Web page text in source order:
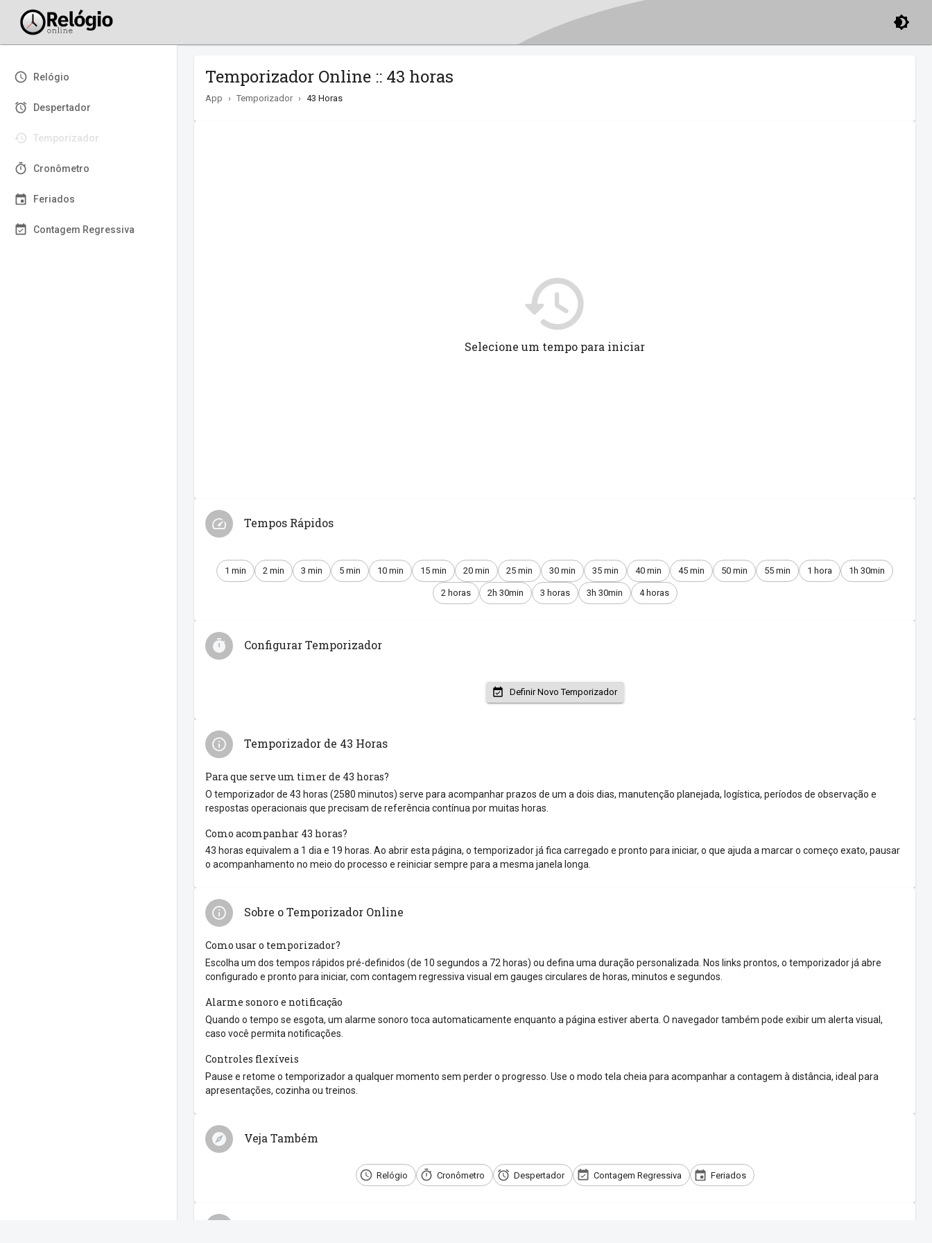
Relógio
Despertador
Temporizador
Cronômetro
Feriados
Contagem Regressiva
Temporizador Online :: 43 horas
App › Temporizador › 43 Horas
Selecione um tempo para iniciar
Tempos Rápidos
1 min 2 min 3 min 5 min 10 min 15 min 20 min 25 min 30 min 35 min 40 min 45 min 50 min 55 min 1 hora 1h 30min
2 horas 2h 30min 3 horas 3h 30min 4 horas
Configurar Temporizador
Definir Novo Temporizador
Temporizador de 43 Horas
Para que serve um timer de 43 horas?
O temporizador de 43 horas (2580 minutos) serve para acompanhar prazos de um a dois dias, manutenção planejada, logística, períodos de observação e
respostas operacionais que precisam de referência contínua por muitas horas.
Como acompanhar 43 horas?
43 horas equivalem a 1 dia e 19 horas. Ao abrir esta página, o temporizador já fica carregado e pronto para iniciar, o que ajuda a marcar o começo exato, pausar
o acompanhamento no meio do processo e reiniciar sempre para a mesma janela longa.
Sobre o Temporizador Online
Como usar o temporizador?
Escolha um dos tempos rápidos pré-definidos (de 10 segundos a 72 horas) ou defina uma duração personalizada. Nos links prontos, o temporizador já abre
configurado e pronto para iniciar, com contagem regressiva visual em gauges circulares de horas, minutos e segundos.
Alarme sonoro e notificação
Quando o tempo se esgota, um alarme sonoro toca automaticamente enquanto a página estiver aberta. O navegador também pode exibir um alerta visual,
caso você permita notificações.
Controles flexíveis
Pause e retome o temporizador a qualquer momento sem perder o progresso. Use o modo tela cheia para acompanhar a contagem à distância, ideal para
apresentações, cozinha ou treinos.
Veja Também
Relógio Cronômetro Despertador Contagem Regressiva Feriados